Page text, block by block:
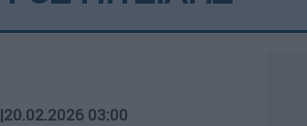
|20.02.2026 03:00